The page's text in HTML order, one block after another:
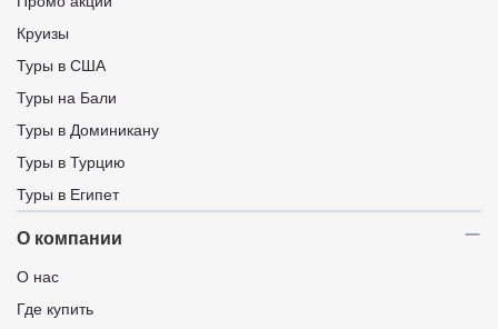
Круизы
Туры в США
Туры на Бали
Туры в Доминикану
Туры в Турцию
Туры в Египет
О компании
О нас
Где купить